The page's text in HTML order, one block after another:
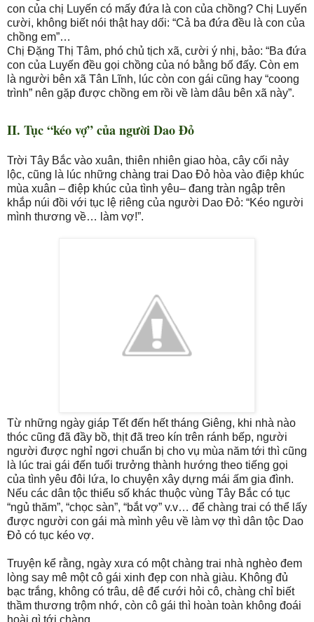
con của chị Luyến có mấy đứa là con của chồng? Chị Luyến
cười, không biết nói thật hay dối: “Cả ba đứa đều là con của
chồng em”…
Chị Đặng Thị Tâm, phó chủ tịch xã, cười ý nhị, bảo: “Ba đứa
con của Luyến đều gọi chồng của nó bằng bố đấy. Còn em
là người bên xã Tân Lĩnh, lúc còn con gái cũng hay “coong
trình” nên gặp được chồng em rồi về làm dâu bên xã này”.
II. Tục “kéo vợ” của người Dao Đỏ
Trời Tây Bắc vào xuân, thiên nhiên giao hòa, cây cối nảy
lộc, cũng là lúc những chàng trai Dao Đỏ hòa vào điệp khúc
mùa xuân – điệp khúc của tình yêu– đang tràn ngập trên
khắp núi đồi với tục lệ riêng của người Dao Đỏ: “Kéo người
mình thương về… làm vợ!”.
Từ những ngày giáp Tết đến hết tháng Giêng, khi nhà nào
thóc cũng đã đầy bồ, thịt đã treo kín trên ránh bếp, người
người được nghỉ ngơi chuẩn bị cho vụ mùa năm tới thì cũng
là lúc trai gái đến tuổi trưởng thành hướng theo tiếng gọi
của tình yêu đôi lứa, lo chuyện xây dựng mái ấm gia đình.
Nếu các dân tộc thiểu số khác thuộc vùng Tây Bắc có tục
“ngủ thăm”, “chọc sàn”, “bắt vợ” v.v… để chàng trai có thể lấy
được người con gái mà mình yêu về làm vợ thì dân tộc Dao
Đỏ có tục kéo vợ.
Truyện kể rằng, ngày xưa có một chàng trai nhà nghèo đem
lòng say mê một cô gái xinh đẹp con nhà giàu. Không đủ
bạc trắng, không có trâu, dê để cưới hỏi cô, chàng chỉ biết
thầm thương trộm nhớ, còn cô gái thì hoàn toàn không đoái